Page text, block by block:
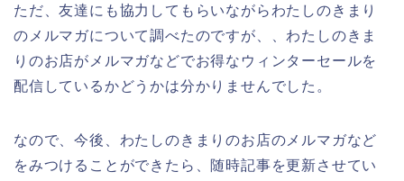
ただ、友達にも協力してもらいながらわたしのきまり
のメルマガについて調べたのですが、、わたしのきま
りのお店がメルマガなどでお得なウィンターセールを
配信しているかどうかは分かりませんでした。
なので、今後、わたしのきまりのお店のメルマガなど
をみつけることができたら、随時記事を更新させてい